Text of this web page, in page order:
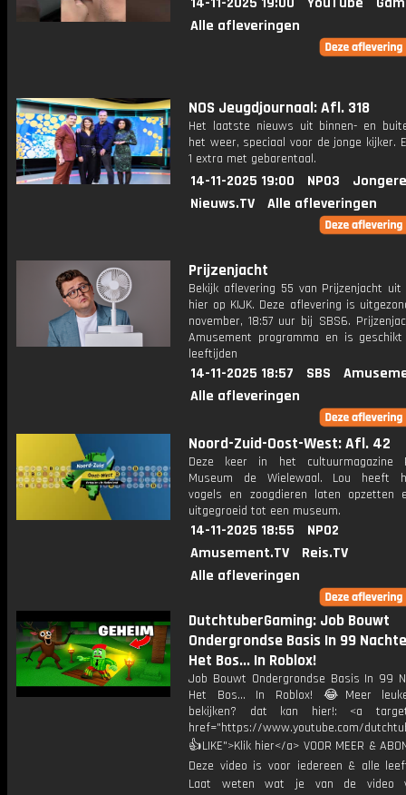
Alle afleveringen
NOS Jeugdjournaal: Afl. 318
Het laatste nieuws uit binnen- en
het weer, speciaal voor de jonge kijker.
1 extra met gebarentaal.
14-11-2025 19:00 NPO3
Nieuws.TV
Alle afleveringen
Prijzenjacht
Bekijk aflevering 55 van Prijzenjacht uit
hier op KIJK. Deze aflevering is
november, 18:57 uur bij SBS6.
Amusement programma en is
leeftijden
14-11-2025 18:57 SBS
Alle afleveringen
Noord-Zuid-Oost-West: Afl. 42
Deze keer in het cultuurmagazine
Museum de Wielewaal. Lou heeft
vogels en zoogdieren laten opzetten
uitgegroeid tot een museum.
14-11-2025 18:55
NPO2
Amusement.TV
Reis.TV
Alle afleveringen
DutchtuberGaming: Job Bouwt
Ondergrondse Basis In 99
Het Bos... In Roblox!
Job Bouwt Ondergrondse Basis In 99
Het Bos... In Roblox! 😂Meer
bekijken? dat kan hier!: <a
href="https://www.youtube.com/
👍LIKE">Klik hier</a> VOOR MEER &
Deze video is voor iedereen & alle
Laat weten wat je van de video